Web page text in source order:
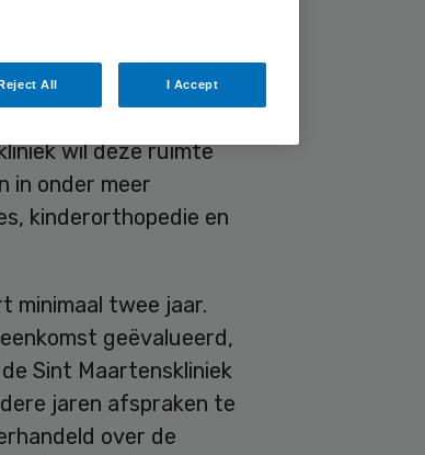
wil deze ruimte
in onder meer
kinderorthopedie en
minimaal twee jaar.
geëvalueerd,
Sint Maartenskliniek
jaren afspraken te
over de
All I Accept